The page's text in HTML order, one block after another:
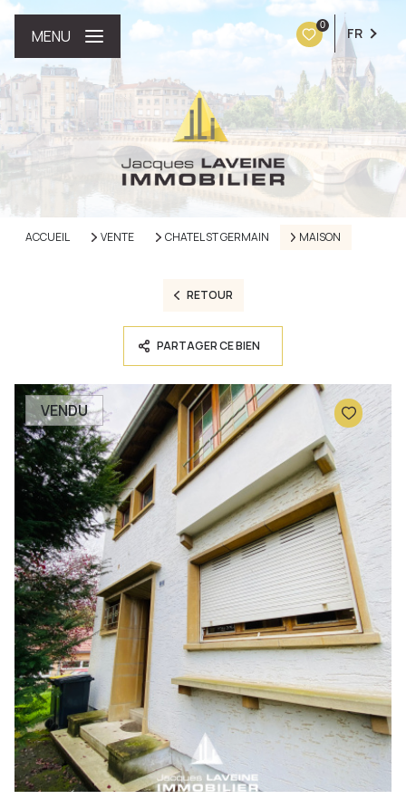
0 FR
MENU
ACCUEIL VENTE CHATEL ST GERMAIN MAISON
RETOUR
PARTAGER CE BIEN
VENDU